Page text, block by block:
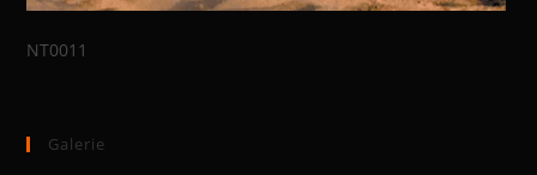
NT0011
Galerie